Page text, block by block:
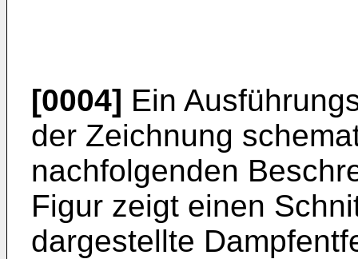
[0004] Ein
der Zeichnung
nachfolgenden
Figur zeigt einen
dargestellte